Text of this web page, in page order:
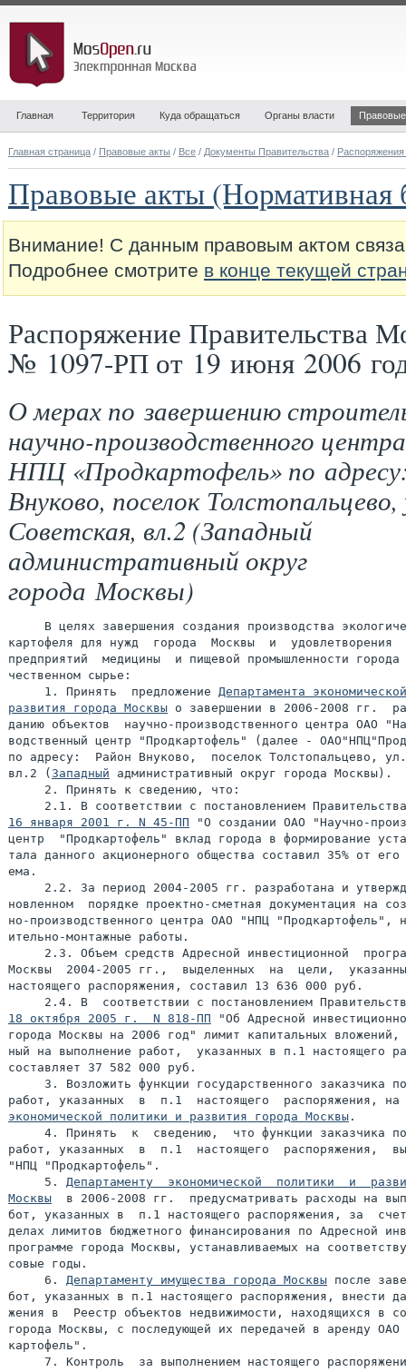
Главная Территория Куда обращаться Органы власти
Главная страница / Правовые акты / Все / Документы Правительства /
Правовые акты (Нормативная
Внимание! С данным правовым актом
Подробнее смотрите в конце текущей
Распоряжение Правительства
№ 1097-РП от 19 июня 2006
О мерах по завершению
научно-производственного
НПЦ «Продкартофель» по
Внуково, поселок Толстопальцево,
Советская, вл.2 (Западный
административный округ
города Москвы)
В целях завершения создания производства
картофеля для нужд  города  Москвы  и  удовлетворения
предприятий  медицины  и пищевой промышленности
чественном сырье:
     1. Принять  предложение
Департамента
развития города Москвы о завершении в 2006-2008 гг.
данию объектов  научно-производственного центра ОАО
водственный центр "Продкартофель" (далее -
по адресу:  Район Внуково,  поселок Толстопальцево,
вл.2 ( Западный административный округ города Москвы).
     2. Принять к сведению, что:
16 января 2001 г. N 45-ПП "О создании ОАО "Научно-
центр  "Продкартофель" вклад города в формирование
тала данного акционерного общества составил 35% от
ема.
2.2. За период 2004-2005 гг. разработана и
новленном  порядке проектно-сметная документация на
но-производственного центра ОАО "НПЦ "Продкартофель",
ительно-монтажные работы.
2.3. Объем средств Адресной инвестиционной
Москвы  2004-2005 гг.,  выделенных  на  цели,
настоящего распоряжения, составил 13 636 000 руб.
18 октября 2005 г.  N 818-ПП "Об Адресной
города Москвы на 2006 год" лимит капитальных вложений,
ный на выполнение работ,  указанных в п.1 настоящего
составляет 37 582 000 руб.
3. Возложить функции государственного заказчика
работ, указанных  в  п.1  настоящего  распоряжения, на
экономической политики и развития города Москвы .
4. Принять  к  сведению,  что функции заказчика
работ, указанных  в  п.1  настоящего  распоряжения,
"НПЦ "Продкартофель".
     5.
Департаменту  экономической  политики  и
Москвы
в 2006-2008 гг.  предусматривать расходы на
бот, указанных в  п.1 настоящего распоряжения, за
делах лимитов бюджетного финансирования по Адресной
программе города Москвы, устанавливаемых на
совые годы.
     6.
Департаменту имущества города Москвы после
бот, указанных в п.1 настоящего распоряжения, внести
жения в  Реестр объектов недвижимости, находящихся в
города Москвы, с последующей их передачей в аренду
картофель".
7. Контроль  за выполнением настоящего